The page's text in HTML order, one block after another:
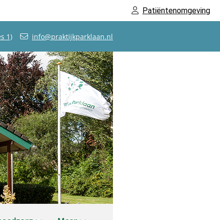
Patiëntenomgeving
1) info@praktijkparklaan.nl